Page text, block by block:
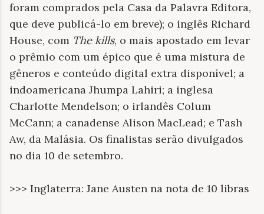
foram comprados pela Casa da Palavra Editora,
que deve publicá-lo em breve); o inglês Richard
House, com The kills, o mais apostado em levar
o prêmio com um épico que é uma mistura de
gêneros e conteúdo digital extra disponível; a
indoamericana Jhumpa Lahiri; a inglesa
Charlotte Mendelson; o irlandês Colum
McCann; a canadense Alison MacLead; e Tash
Aw, da Malásia. Os finalistas serão divulgados
no dia 10 de setembro.
>>> Inglaterra: Jane Austen na nota de 10 libras